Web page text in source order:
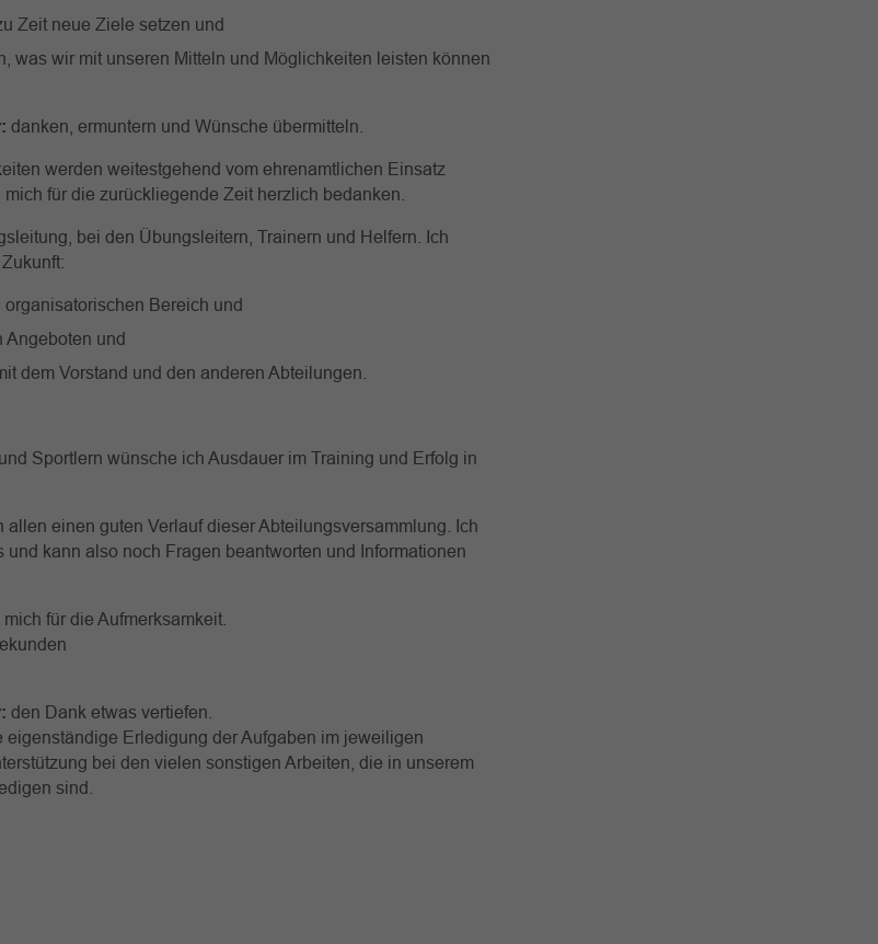
Zeit neue Ziele setzen und
was wir mit unseren Mitteln und Möglichkeiten leisten können
danken, ermuntern und Wünsche übermitteln.
werden weitestgehend vom ehrenamtlichen Einsatz
für die zurückliegende Zeit herzlich bedanken.
bei den Übungsleitern, Trainern und Helfern. Ich
Bereich und
Angeboten und
dem Vorstand und den anderen Abteilungen.
Sportlern wünsche ich Ausdauer im Training und Erfolg in
einen guten Verlauf dieser Abteilungsversammlung. Ich
kann also noch Fragen beantworten und Informationen
für die Aufmerksamkeit.
den Dank etwas vertiefen.
eigenständige Erledigung der Aufgaben im jeweiligen
bei den vielen sonstigen Arbeiten, die in unserem
sind.